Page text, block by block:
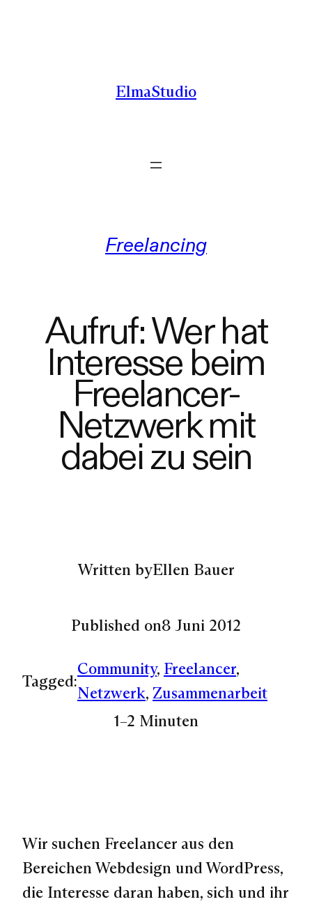
ElmaStudio
Freelancing
Aufruf: Wer hat
Interesse beim
Freelancer-
Netzwerk mit
dabei zu sein
Written byEllen Bauer
Published on8 Juni 2012
Tagged:
Community, Freelancer
Netzwerk, Zusammenarbeit
1–2 Minuten
Wir suchen Freelancer aus den
Bereichen Webdesign und WordPress,
die Interesse daran haben, sich und ihr